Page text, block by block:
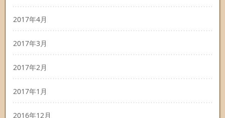
2017年4月
2017年3月
2017年2月
2017年1月
2016年12月